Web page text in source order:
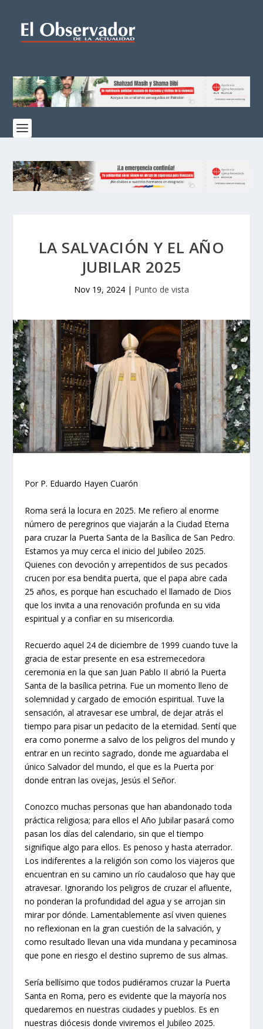
LA SALVACIÓN Y EL AÑO
JUBILAR 2025
Nov 19, 2024 | Punto de vista
Por P. Eduardo Hayen Cuarón
Roma será la locura en 2025. Me refiero al enorme
número de peregrinos que viajarán a la Ciudad Eterna
para cruzar la Puerta Santa de la Basílica de San Pedro.
Estamos ya muy cerca el inicio del Jubileo 2025.
Quienes con devoción y arrepentidos de sus pecados
crucen por esa bendita puerta, que el papa abre cada
25 años, es porque han escuchado el llamado de Dios
que los invita a una renovación profunda en su vida
espiritual y a confiar en su misericordia.
Recuerdo aquel 24 de diciembre de 1999 cuando tuve la
gracia de estar presente en esa estremecedora
ceremonia en la que san Juan Pablo II abrió la Puerta
Santa de la basílica petrina. Fue un momento lleno de
solemnidad y cargado de emoción espiritual. Tuve la
sensación, al atravesar ese umbral, de dejar atrás el
tiempo para pisar un pedacito de la eternidad. Sentí que
era como ponerme a salvo de los peligros del mundo y
entrar en un recinto sagrado, donde me aguardaba el
único Salvador del mundo, el que es la Puerta por
donde entran las ovejas, Jesús el Señor.
Conozco muchas personas que han abandonado toda
práctica religiosa; para ellos el Año Jubilar pasará como
pasan los días del calendario, sin que el tiempo
signifique algo para ellos. Es penoso y hasta aterrador.
Los indiferentes a la religión son como los viajeros que
encuentran en su camino un río caudaloso que hay que
atravesar. Ignorando los peligros de cruzar el afluente,
no ponderan la profundidad del agua y se arrojan sin
mirar por dónde. Lamentablemente así viven quienes
no reflexionan en la gran cuestión de la salvación, y
como resultado llevan una vida mundana y pecaminosa
que pone en riesgo el destino supremo de sus almas.
Sería bellísimo que todos pudiéramos cruzar la Puerta
Santa en Roma, pero es evidente que la mayoría nos
quedaremos en nuestras ciudades y pueblos. Es en
nuestras diócesis donde viviremos el Jubileo 2025.